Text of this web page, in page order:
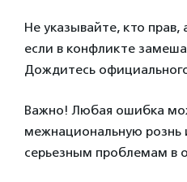
Не указывайте, кто прав,
если в конфликте
Дождитесь
Важно! Любая ошибка
межнациональную рознь
серьезным проблемам в